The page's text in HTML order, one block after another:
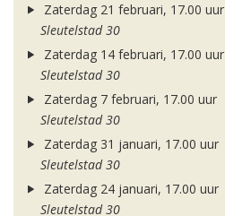
Zaterdag 21 februari, 17.00 uur
Sleutelstad 30
Zaterdag 14 februari, 17.00 uur
Sleutelstad 30
Zaterdag 7 februari, 17.00 uur
Sleutelstad 30
Zaterdag 31 januari, 17.00 uur
Sleutelstad 30
Zaterdag 24 januari, 17.00 uur
Sleutelstad 30